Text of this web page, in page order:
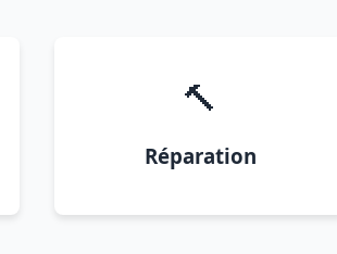
🔨
Réparation